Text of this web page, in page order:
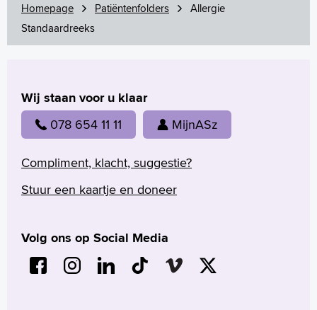
Homepage Patiëntenfolders
Allergie
Standaardreeks
Wij staan voor u klaar
078 654 11 11 MijnASz
Compliment, klacht, suggestie?
Stuur een kaartje en doneer
Volg ons op Social Media